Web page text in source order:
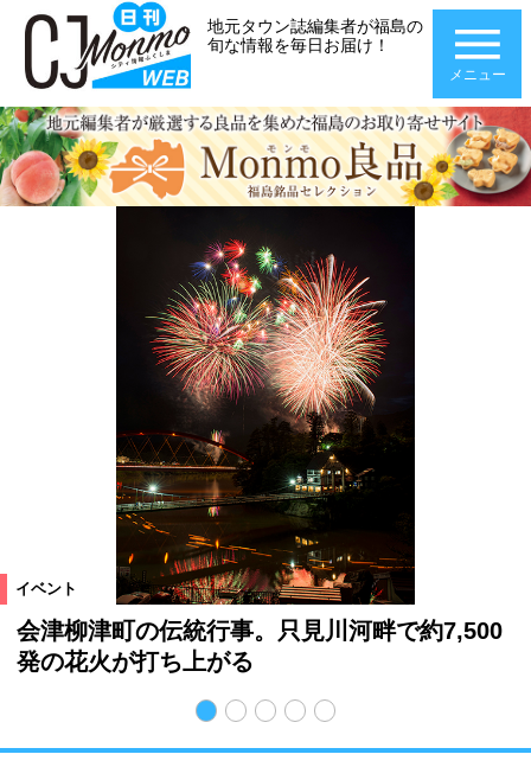
地元タウン誌編集者が福島の
旬な情報を毎日お届け！
メニュー
イベント
会津柳津町の伝統行事。只見川河畔で約7,500
発の花火が打ち上がる